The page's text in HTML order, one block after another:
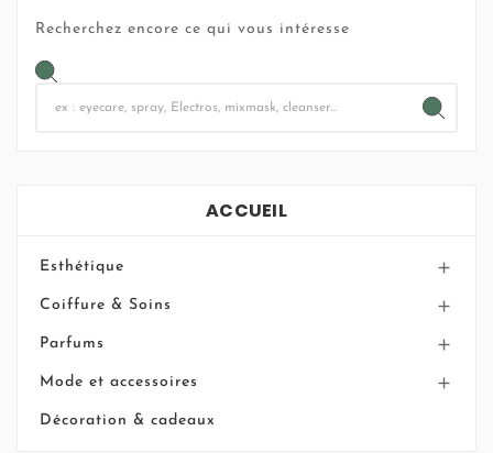
Recherchez encore ce qui vous intéresse
ACCUEIL
Esthétique 
Coiffure & Soins 
Parfums 
Mode et accessoires 
Décoration & cadeaux